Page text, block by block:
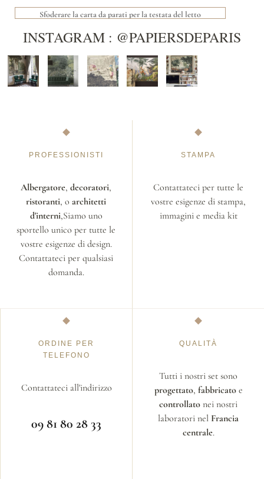
Sfoderare la carta da parati per la testata del letto
INSTAGRAM : @PAPIERSDEPARIS
PROFESSIONISTI
Albergatore, decoratori,
ristoranti, o architetti
d'interni,Siamo uno
sportello unico per tutte le
vostre esigenze di design.
Contattateci per qualsiasi
domanda.
STAMPA
Contattateci per tutte le
vostre esigenze di stampa,
immagini e media kit
ORDINE PER
TELEFONO
Contattateci all'indirizzo
09 81 80 28 33
QUALITÀ
Tutti i nostri set sono
progettato, fabbricatoe
controllato nei nostri
laboratori nel Francia
centrale.